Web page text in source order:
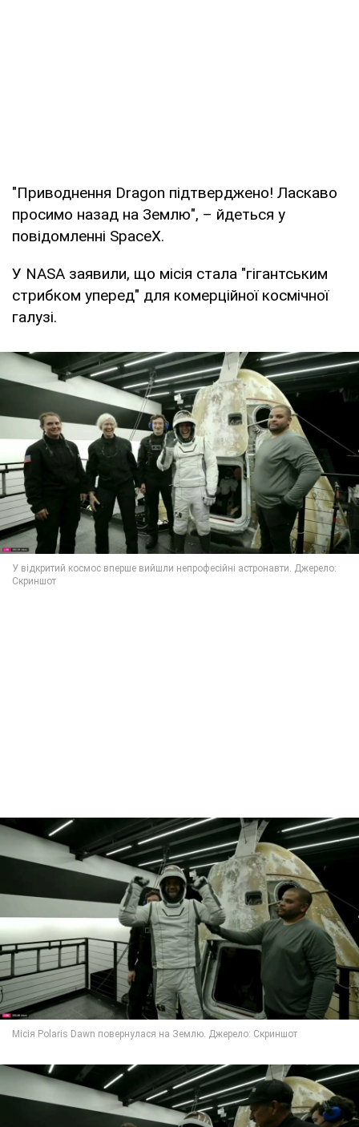
"Приводнення Dragon підтверджено! Ласкаво
просимо назад на Землю", – йдеться у
повідомленні SpaceX.
У NASA заявили, що місія стала "гігантським
стрибком уперед" для комерційної космічної
галузі.